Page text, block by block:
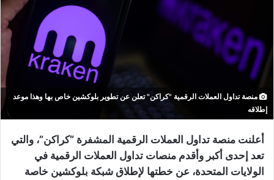
منصة تداول العملات الرقمية "كراكن" تعلن عن تطوير بلوكشين خاص بها وهذا موعد
إطلاقه
أعلنت منصة تداول العملات الرقمية المشفرة “كراكن”، والتي
تعد إحدى أكبر وأقدم منصات تداول العملات الرقمية في
الولايات المتحدة، عن خطتها لإطلاق شبكة بلوكشين خاصة